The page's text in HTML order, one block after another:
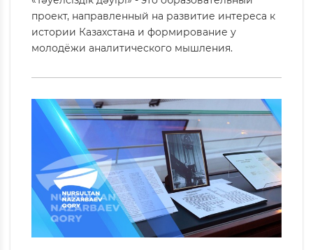
проект, направленный на развитие интереса к
истории Казахстана и формирование у
молодёжи аналитического мышления.